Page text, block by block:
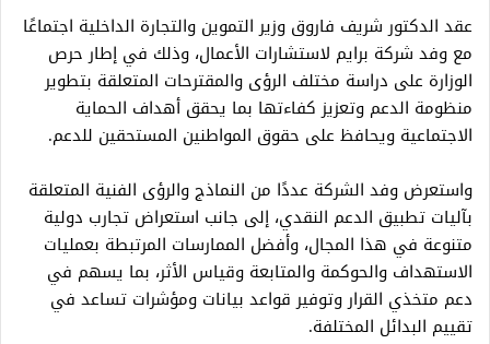
عقد الدكتور شريف فاروق وزير التموين والتجارة الداخلية اجتماعًا
مع وفد شركة برايم لاستشارات الأعمال، وذلك في إطار حرص
الوزارة على دراسة مختلف الرؤى والمقترحات المتعلقة بتطوير
منظومة الدعم وتعزيز كفاءتها بما يحقق أهداف الحماية
الاجتماعية ويحافظ على حقوق المواطنين المستحقين للدعم.
واستعرض وفد الشركة عددًا من النماذج والرؤى الفنية المتعلقة
بآليات تطبيق الدعم النقدي، إلى جانب استعراض تجارب دولية
متنوعة في هذا المجال، وأفضل الممارسات المرتبطة بعمليات
الاستهداف والحوكمة والمتابعة وقياس الأثر، بما يسهم في
دعم متخذي القرار وتوفير قواعد بيانات ومؤشرات تساعد في
تقييم البدائل المختلفة.